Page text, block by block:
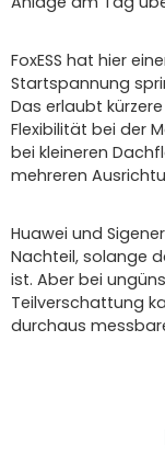
FoxESS hat hier
Startspannung
Das erlaubt
Flexibilität bei der
bei kleineren
mehreren
Huawei und
Nachteil, solange
ist. Aber bei
Teilverschattung
durchaus